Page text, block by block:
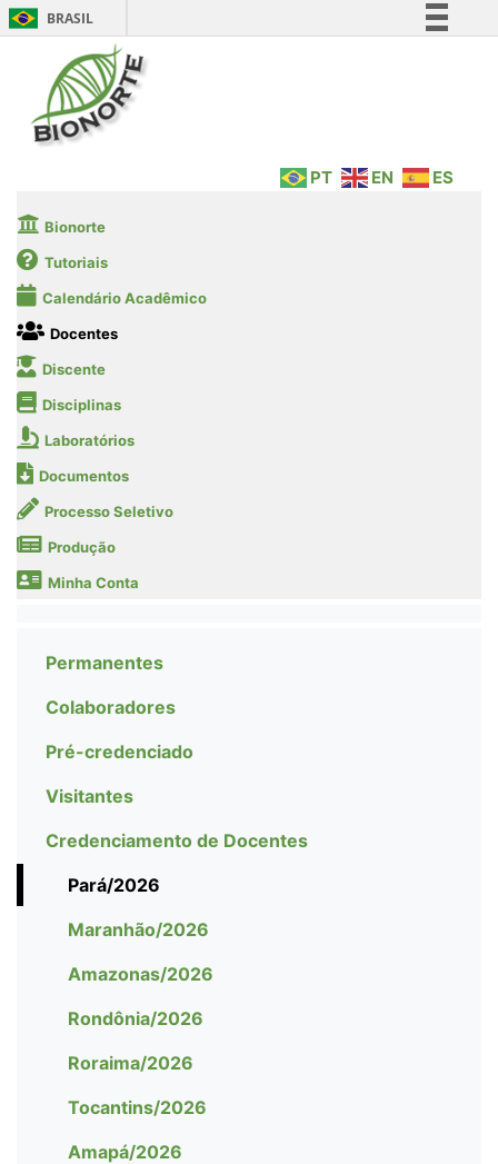
BRASIL
Legislação
PT EN ES
Bionorte
Tutoriais
Calendário Acadêmico
Docentes
Discente
Disciplinas
Laboratórios
Documentos
Processo Seletivo
Produção
Minha Conta
Permanentes
Colaboradores
Pré-credenciado
Visitantes
Credenciamento de Docentes
Pará/2026
Maranhão/2026
Amazonas/2026
Rondônia/2026
Roraima/2026
Tocantins/2026
Amapá/2026